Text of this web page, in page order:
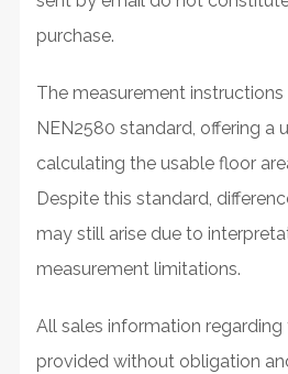
purchase.
The measurement
NEN2580 standard, offering a
calculating the usable floor
Despite this standard,
may still arise due to
measurement limitations.
All sales information
provided without obligation